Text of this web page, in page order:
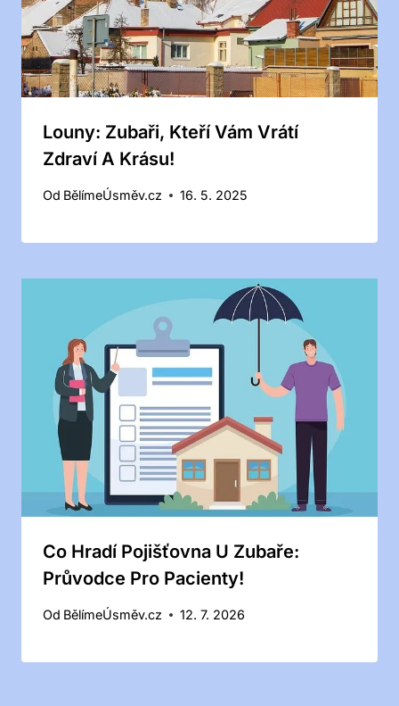
Louny: Zubaři, Kteří Vám Vrátí
Zdraví A Krásu!
Od BělímeÚsměv.cz 16. 5. 2025
Co Hradí Pojišťovna U Zubaře:
Průvodce Pro Pacienty!
Od BělímeÚsměv.cz 12. 7. 2026